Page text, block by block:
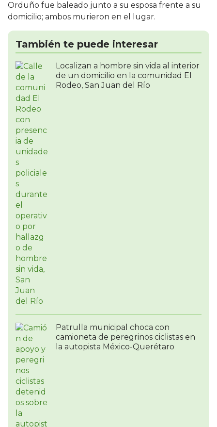
Orduño fue baleado junto a su esposa frente a su
domicilio; ambos murieron en el lugar.
También te puede interesar
Localizan a hombre sin vida al interior
de un domicilio en la comunidad El
Rodeo, San Juan del Río
Patrulla municipal choca con
camioneta de peregrinos ciclistas en
la autopista México-Querétaro